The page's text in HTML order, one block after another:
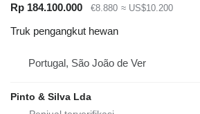
Rp 184.100.000
€8.880 ≈ US$10.200
Truk pengangkut hewan
Portugal, São João de Ver
Pinto & Silva Lda